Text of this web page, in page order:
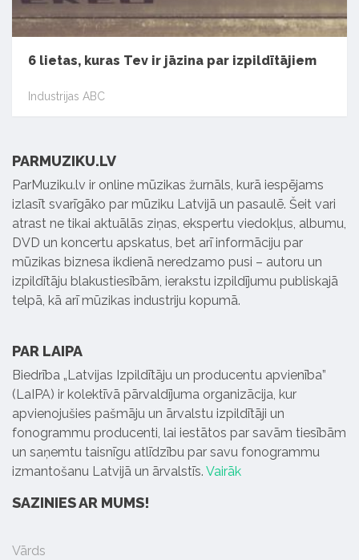
6 lietas, kuras Tev ir jāzina par izpildītājiem
Industrijas ABC
PARMUZIKU.LV
ParMuziku.lv ir online mūzikas žurnāls, kurā iespējams
izlasīt svarīgāko par mūziku Latvijā un pasaulē. Šeit vari
atrast ne tikai aktuālās ziņas, ekspertu viedokļus, albumu,
DVD un koncertu apskatus, bet arī informāciju par
mūzikas biznesa ikdienā neredzamo pusi – autoru un
izpildītāju blakustiesībām, ierakstu izpildījumu publiskajā
telpā, kā arī mūzikas industriju kopumā.
PAR LAIPA
Biedrība „Latvijas Izpildītāju un producentu apvienība”
(LaIPA) ir kolektīvā pārvaldījuma organizācija, kur
apvienojušies pašmāju un ārvalstu izpildītāji un
fonogrammu producenti, lai iestātos par savām tiesībām
un saņemtu taisnīgu atlīdzību par savu fonogrammu
izmantošanu Latvijā un ārvalstīs. Vairāk
SAZINIES AR MUMS!
Vārds